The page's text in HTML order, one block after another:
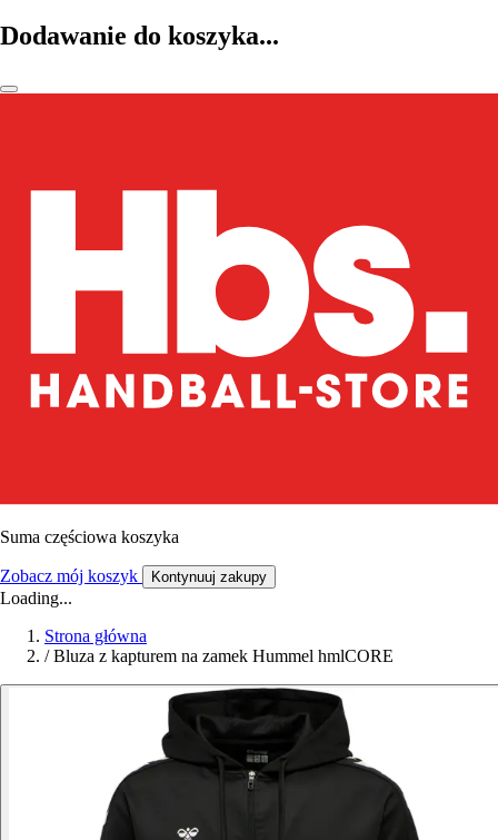
Dodawanie do koszyka...
Suma częściowa koszyka
Zobacz mój koszyk Kontynuuj zakupy
Loading...
Strona główna
/ Bluza z kapturem na zamek Hummel hmlCORE